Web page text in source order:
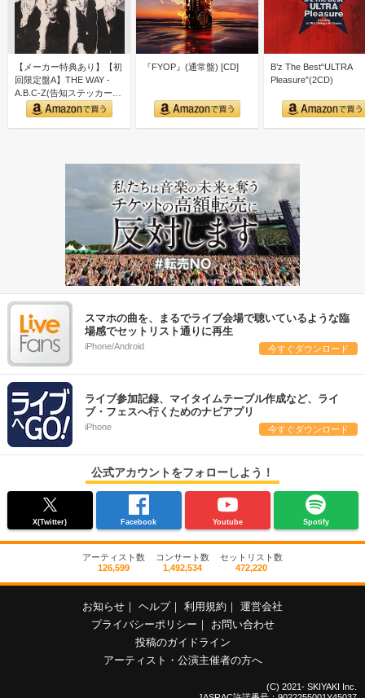
【メーカー特典あり】【初
回限定盤A】THE WAY -
A.B.C-Z(告知ステッカー
ver.A付)
『FYOP』(通常盤) [CD]
B’z The Best“ULTRA
Pleasure”(2CD)
スマホの曲を、まるでライブ会場で聴いているような臨
場感でセットリスト通りに再生
iPhone/Android 今すぐダウンロード
ライブ参加記録、マイタイムテーブル作成など、ライ
ブ・フェスへ行くためのナビアプリ
iPhone 今すぐダウンロード
公式アカウントをフォローしよう！
X(Twitter) Facebook Youtube Spotify
アーティスト数
126,599
コンサート数
1,492,534
セットリスト数
472,220
お知らせ ヘルプ 利用規約
運営会社
プライバシーポリシー
お問い合わせ
投稿のガイドライン
アーティスト・公演主催者の方へ
(C) 2021- SKIYAKI Inc.